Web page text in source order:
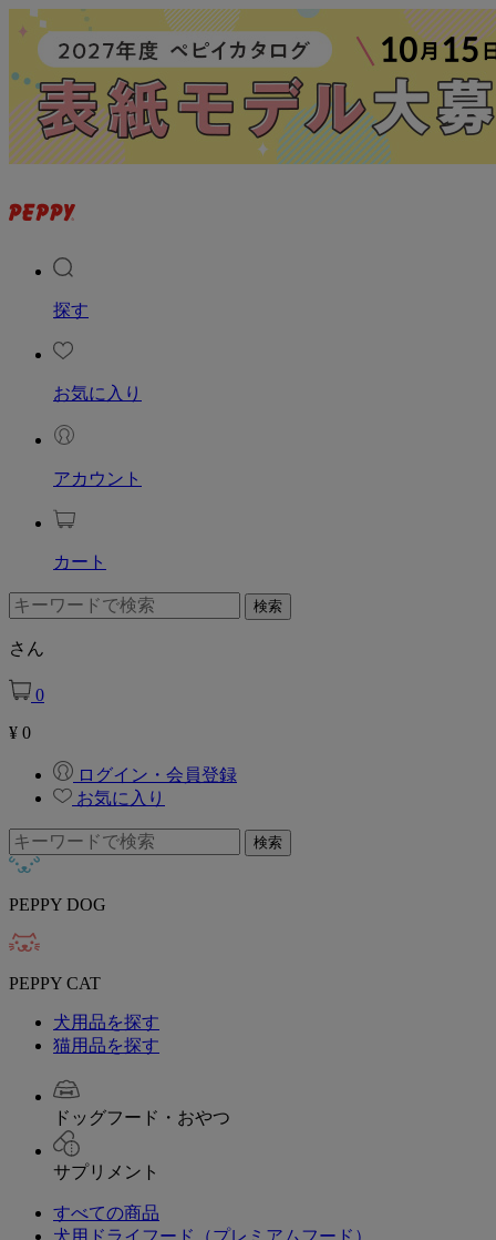
探す
お気に入り
アカウント
カート
さん
0
¥ 0
ログイン・会員登録
お気に入り
PEPPY DOG
PEPPY CAT
犬用品を探す
猫用品を探す
ドッグフード・おやつ
サプリメント
すべての商品
犬用ドライフード（プレミアムフード）